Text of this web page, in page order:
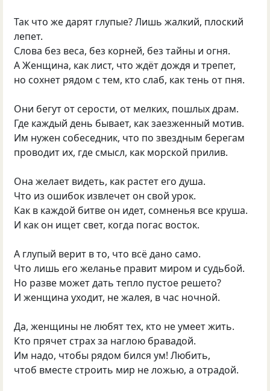
Так что же дарят глупые? Лишь жалкий, плоский
лепет.
Слова без веса, без корней, без тайны и огня.
А Женщина, как лист, что ждёт дождя и трепет,
но сохнет рядом с тем, кто слаб, как тень от пня.
Они бегут от серости, от мелких, пошлых драм.
Где каждый день бывает, как заезженный мотив.
Им нужен собеседник, что по звездным берегам
проводит их, где смысл, как морской прилив.
Она желает видеть, как растет его душа.
Что из ошибок извлечет он свой урок.
Как в каждой битве он идет, сомненья все круша.
И как он ищет свет, когда погас восток.
А глупый верит в то, что всё дано само.
Что лишь его желанье правит миром и судьбой.
Но разве может дать тепло пустое решето?
И женщина уходит, не жалея, в час ночной.
Да, женщины не любят тех, кто не умеет жить.
Кто прячет страх за наглою бравадой.
Им надо, чтобы рядом бился ум! Любить,
чтоб вместе строить мир не ложью, а отрадой.